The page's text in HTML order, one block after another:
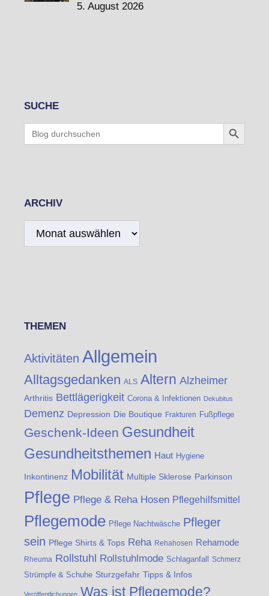
5. August 2026
SUCHE
Search
for:
Search Button
ARCHIV
Archiv
THEMEN
Aktivitäten Allgemein
Alltagsgedanken ALS Altern Alzheimer
Arthritis Bettlägerigkeit Corona & Infektionen Dekubitus
Demenz Depression Die Boutique Frakturen Fußpflege
Geschenk-Ideen Gesundheit
Gesundheitsthemen Haut Hygiene
Inkontinenz Mobilität Multiple Sklerose Parkinson
Pflege Pflege & Reha Hosen Pflegehilfsmittel
Pflegemode Pflege Nachtwäsche Pfleger
sein Pflege Shirts & Tops Reha Rehahosen Rehamode
Rheuma Rollstuhl Rollstuhlmode Schlaganfall Schmerz
Strümpfe & Schuhe Sturzgefahr Tipps & Infos
Veröffentlichungen Was ist Pflegemode?